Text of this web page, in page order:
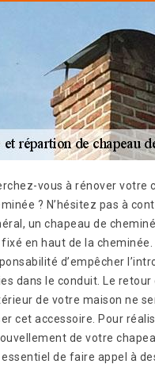
vous à rénover votre
? N’hésitez pas à
un chapeau de
en haut de la cheminée.
d’empêcher
dans le conduit. Le
de votre maison ne
cet accessoire. Pour
de votre
de faire appel à